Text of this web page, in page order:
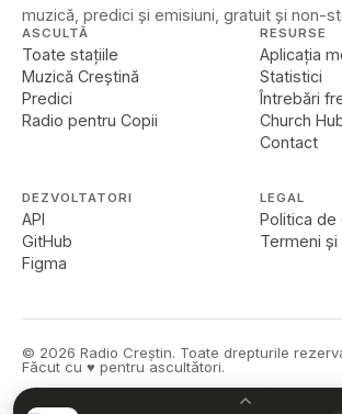
muzică, predici și emisiuni, gratuit și non-
ASCULTĂ
Toate stațiile
Muzică Creștină
Predici
Radio pentru Copii
RESURSE
Aplicația
Statistici
Întrebări
Church
Contact
DEZVOLTATORI
API
GitHub
Figma
LEGAL
Politica de
Termeni și
© 2026 Radio Creștin. Toate drepturile
Făcut cu ♥ pentru ascultători.